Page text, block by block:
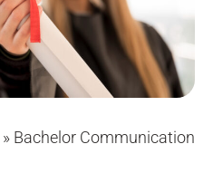
» Bachelor Communication